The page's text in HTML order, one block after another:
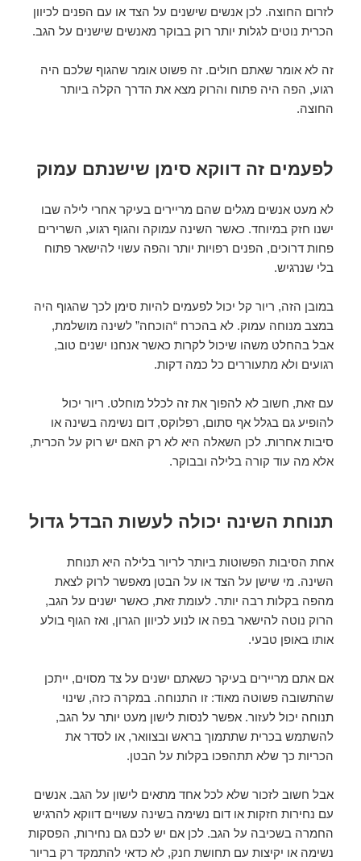
לזרום החוצה. לכן אנשים שישנים על הצד או עם הפנים לכיוון
הכרית נוטים לגלות יותר רוק בבוקר מאנשים שישנים על הגב.
זה לא אומר שאתם חולים. זה פשוט אומר שהגוף שלכם היה
רגוע, הפה היה פתוח והרוק מצא את הדרך הקלה ביותר
החוצה.
לפעמים זה דווקא סימן שישנתם עמוק
לא מעט אנשים מגלים שהם מריירים בעיקר אחרי לילה שבו
ישנו חזק במיוחד. כאשר השינה עמוקה והגוף רגוע, השרירים
פחות דרוכים, הפנים רפויות יותר והפה עשוי להישאר פתוח
בלי שנרגיש.
במובן הזה, ריור קל יכול לפעמים להיות סימן לכך שהגוף היה
במצב מנוחה עמוק. לא בהכרח “הוכחה” לשינה מושלמת,
אבל בהחלט משהו שיכול לקרות כאשר אנחנו ישנים טוב,
רגועים ולא מתעוררים כל כמה דקות.
עם זאת, חשוב לא להפוך את זה לכלל מוחלט. ריור יכול
להופיע גם בגלל אף סתום, רפלוקס, דום נשימה בשינה או
סיבות אחרות. לכן השאלה היא לא רק האם יש רוק על הכרית,
אלא מה עוד קורה בלילה ובבוקר.
תנוחת השינה יכולה לעשות הבדל גדול
אחת הסיבות הפשוטות ביותר לריור בלילה היא תנוחת
השינה. מי שישן על הצד או על הבטן מאפשר לרוק לצאת
מהפה בקלות רבה יותר. לעומת זאת, כאשר ישנים על הגב,
הרוק נוטה להישאר בפה או לנוע לכיוון הגרון, ואז הגוף בולע
אותו באופן טבעי.
אם אתם מריירים בעיקר כשאתם ישנים על צד מסוים, ייתכן
שהתשובה פשוטה מאוד: זו התנוחה. במקרה כזה, שינוי
תנוחה יכול לעזור. אפשר לנסות לישון מעט יותר על הגב,
להשתמש בכרית שתתמוך בראש ובצוואר, או לסדר את
הכריות כך שלא תתהפכו בקלות על הבטן.
אבל חשוב לזכור שלא לכל אחד מתאים לישון על הגב. אנשים
עם נחירות חזקות או דום נשימה בשינה עשויים דווקא להרגיש
החמרה בשכיבה על הגב. לכן אם יש לכם גם נחירות, הפסקות
נשימה או יקיצות עם תחושת חנק, לא כדאי להתמקד רק בריור